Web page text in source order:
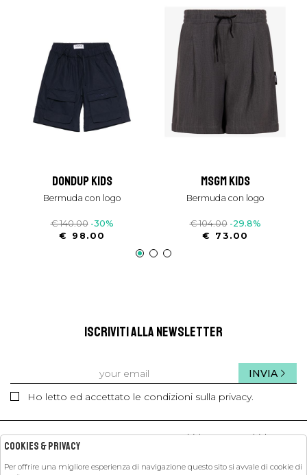
dondup kids
bermuda con logo
€ 140.00 -30%
€ 98.00
msgm kids
bermuda con logo
€ 104.00 -29.8%
€ 73.00
ISCRIVITI ALLA NEWSLETTER
Ho letto ed accettato le condizioni sulla privacy.
INVIA
kids kids
Cookies & Privacy
Per offrire una migliore esperienza di navigazione questo sito si avvale di cookie di